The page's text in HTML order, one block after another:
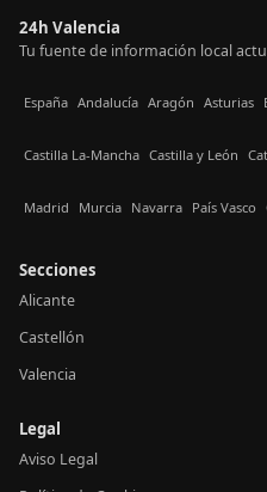
24h Valencia
Tu fuente de información local
España Andalucía Aragón Asturias
Castilla La-Mancha Castilla y León
Madrid Murcia Navarra País Vasco
Secciones
Alicante
Castellón
Valencia
Legal
Aviso Legal